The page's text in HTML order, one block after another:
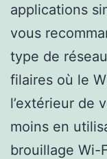
applications
vous
type de
filaires où le
l’extérieur de
moins en
brouillage Wi-